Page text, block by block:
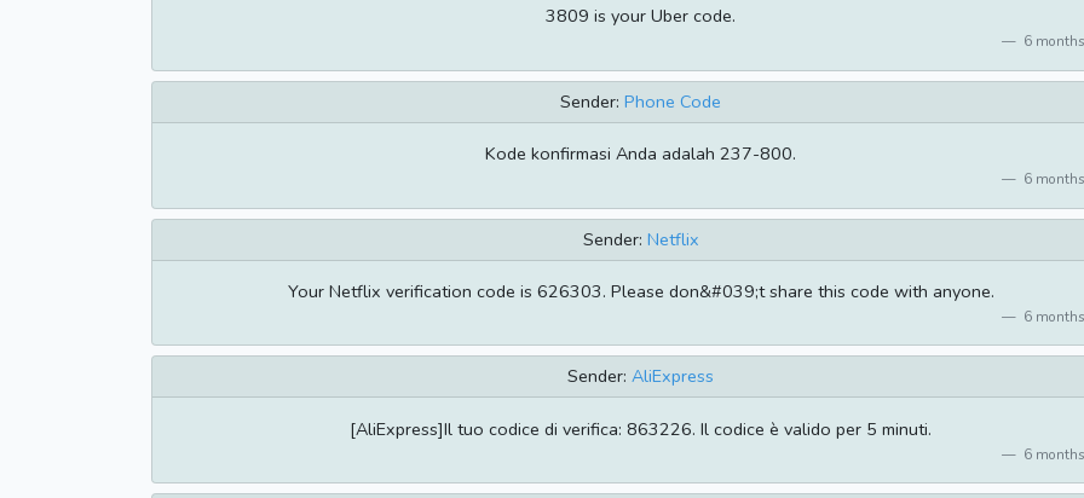
3809 is your Uber code.
6
Sender: Phone Code
Kode konfirmasi Anda adalah 237-800.
6
Sender: Netflix
Your Netflix verification code is 626303. Please don&#039;t share this code with anyone.
6
Sender: AliExpress
[AliExpress]Il tuo codice di verifica: 863226. Il codice è valido per 5 minuti.
6